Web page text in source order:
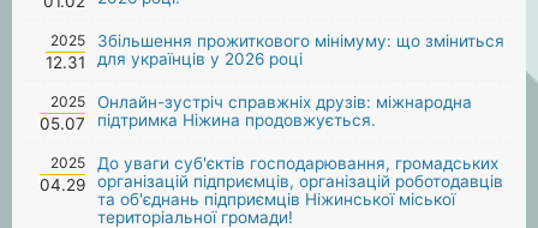
2025
12.31
Збільшення прожиткового мінімуму: що зміниться
для українців у 2026 році
2025
05.07
Онлайн-зустріч справжніх друзів: міжнародна
підтримка Ніжина продовжується.
2025
04.29
До уваги суб'єктів господарювання, громадських
організацій підприємців, організацій роботодавців
та об'єднань підприємців Ніжинської міської
територіальної громади!